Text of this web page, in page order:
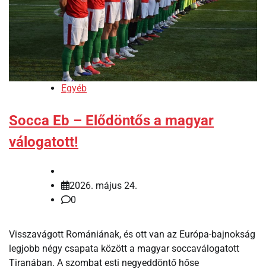
Egyéb
Socca Eb – Elődöntős a magyar
válogatott!
2026. május 24.
0
Visszavágott Romániának, és ott van az Európa-bajnokság
legjobb négy csapata között a magyar soccaválogatott
Tiranában. A szombat esti negyeddöntő hőse